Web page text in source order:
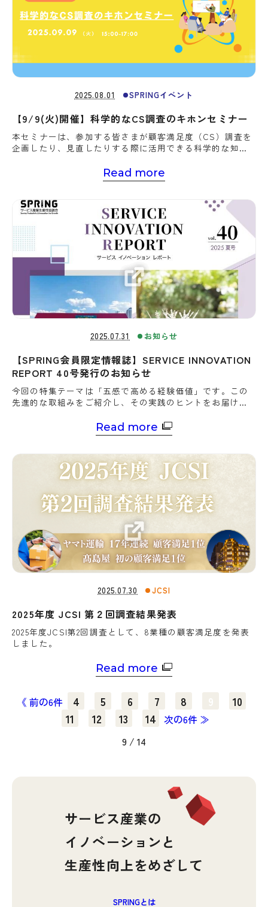
2025.08.01 SPRINGイベント
【9/9(火)開催】科学的なCS調査のキホンセミナー
本セミナーは、参加する皆さまが顧客満足度（CS）調査を
企画したり、見直したりする際に活用できる科学的な知識
Read more
2025.07.31 お知らせ
【SPRING会員限定情報誌】SERVICE INNOVATION
REPORT 40号発行のお知らせ
今回の特集テーマは「五感で高める経験価値」です。この
先進的な取組みをご紹介し、その実践のヒントをお届けし
Read more
2025.07.30 JCSI
2025年度 JCSI 第２回調査結果発表
2025年度JCSI第2回調査として、8業種の顧客満足度を発表
しました。
Read more
《 前の6件 4 5 6 7 8 9
10
11
12 13 14 次の6件 ≫
9 / 14
サービス産業の
イノベーションと
生産性向上をめざして
SPRINGとは